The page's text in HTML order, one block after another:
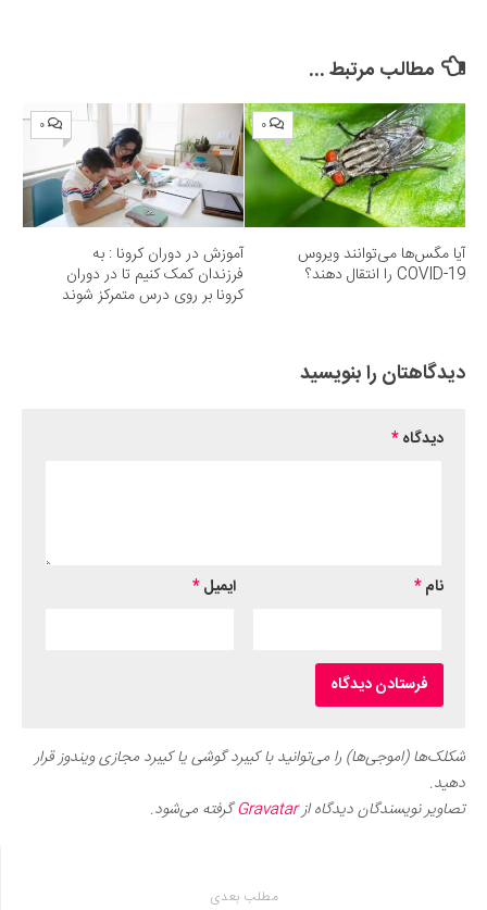
مطالب مرتبط ...
۰
آیا مگس‌ها می‌توانند ویروس
COVID-19 را انتقال دهند؟
۰
آموزش در دوران کرونا : به
فرزندان کمک کنیم تا در دوران
کرونا بر روی درس متمرکز شوند
دیدگاهتان را بنویسید
دیدگاه*
نام* ایمیل*
شکلک‌ها (اموجی‌ها) را می‌توانید با کیبرد گوشی یا کیبرد مجازی ویندوز قرار
دهید.
تصاویر نویسندگان دیدگاه ازGravatarگرفته می‌شود.
مطلب بعدی